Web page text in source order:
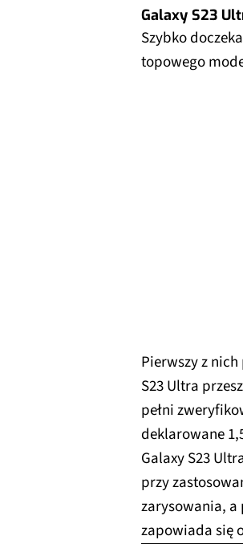
Galaxy S23
Szybko
topowego
Pierwszy z
S23 Ultra
pełni
deklarowane
Galaxy S23
przy
zarysowania, a
zapowiada się